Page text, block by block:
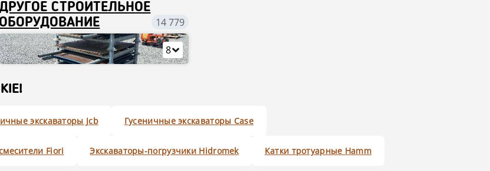
СТРОИТЕЛЬНОЕ
ОБОРУДОВАНИЕ
14 779
8
экскаваторы Jcb Гусеничные экскаваторы Case
Fiori Экскаваторы-погрузчики Hidromek Катки тротуарные Hamm